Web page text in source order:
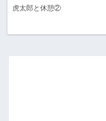
虎太郎と休憩②